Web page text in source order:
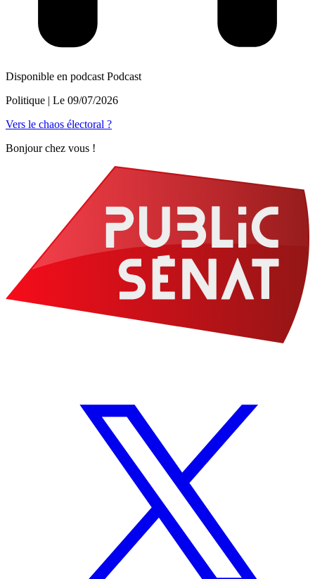
Disponible en podcast Podcast
Politique | Le 09/07/2026
Vers le chaos électoral ?
Bonjour chez vous !